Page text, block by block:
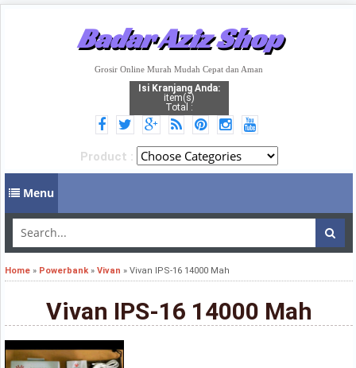
Badar Aziz Shop
Grosir Online Murah Mudah Cepat dan Aman
Isi Kranjang Anda:
item(s)
Total :
Product :
Menu
Home » Powerbank » Vivan » Vivan IPS-16 14000 Mah
Vivan IPS-16 14000 Mah